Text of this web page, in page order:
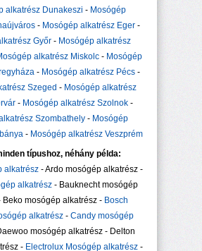
alkatrész Dunakeszi - Mosógép
- Mosógép alkatrész Eger-
Győr- Mosógép alkatrész
alkatrész Miskolc - Mosógép
- Mosógép alkatrész Pécs-
Szeged - Mosógép alkatrész
- Mosógép alkatrész Szolnok -
Szombathely - Mosógép
- Mosógép alkatrész Veszprém
típushoz, néhány példa:
alkatrész- Ardo mosógép alkatrész -
alkatrész - Bauknecht mosógép
Beko mosógép alkatrész - Bosch
alkatrész - Candy mosógép
mosógép alkatrész - Delton
- Electrolux Mosógép alkatrész -